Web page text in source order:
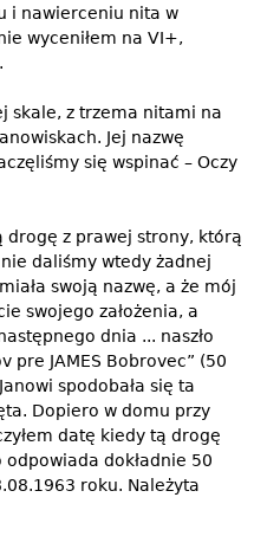
i nawierceniu nita w
wyceniłem na VI+,
skale, z trzema nitami na
Jej nazwę
się wspinać – Oczy
drogę z prawej strony, którą
daliśmy wtedy żadnej
swoją nazwę, a że mój
swojego założenia, a
dnia ... naszło
pre JAMES Bobrovec” (50
spodobała się ta
Dopiero w domu przy
datę kiedy tą drogę
dokładnie 50
roku. Należyta